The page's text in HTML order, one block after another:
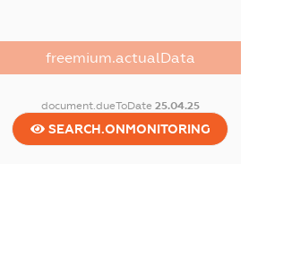
freemium.actualData
document.dueToDate 25.04.25
SEARCH.ONMONITORING